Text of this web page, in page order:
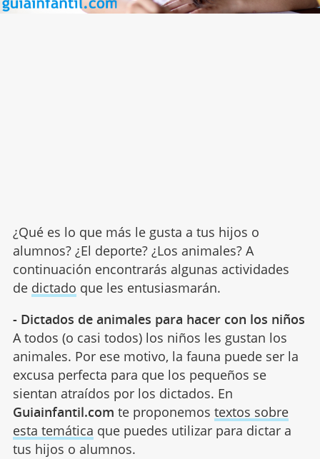
¿Qué es lo que más le gusta a tus hijos o
alumnos? ¿El deporte? ¿Los animales? A
continuación encontrarás algunas actividades
de dictado que les entusiasmarán.
- Dictados de animales para hacer con los niños
A todos (o casi todos) los niños les gustan los
animales. Por ese motivo, la fauna puede ser la
excusa perfecta para que los pequeños se
sientan atraídos por los dictados. En
Guiainfantil.com te proponemos textos sobre
esta temática que puedes utilizar para dictar a
tus hijos o alumnos.